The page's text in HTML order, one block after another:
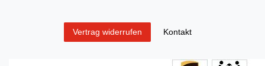
Vertrag widerrufen Kontakt